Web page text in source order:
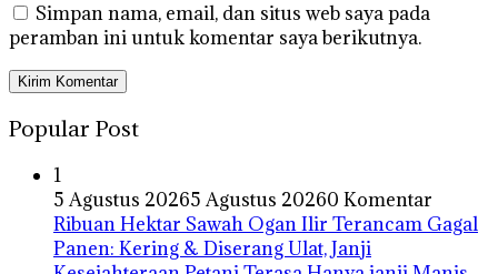
Simpan nama, email, dan situs web saya pada
peramban ini untuk komentar saya berikutnya.
Popular Post
1
5 Agustus 20265 Agustus 20260 Komentar
Ribuan Hektar Sawah Ogan Ilir Terancam Gagal
Panen: Kering & Diserang Ulat, Janji